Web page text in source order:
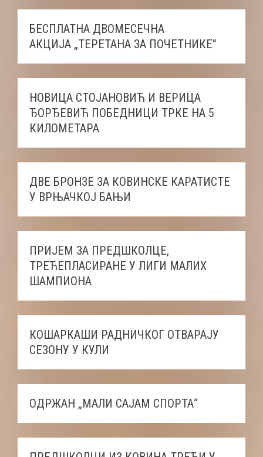
БЕСПЛАТНА ДВОМЕСЕЧНА
АКЦИЈА „ТЕРЕТАНА ЗА ПОЧЕТНИКЕ”
НОВИЦА СТОЈАНОВИЋ И ВЕРИЦА
ЂОРЂЕВИЋ ПОБЕДНИЦИ ТРКЕ НА 5
КИЛОМЕТАРА
ДВЕ БРОНЗЕ ЗА КОВИНСКЕ КАРАТИСТЕ
У ВРЊАЧКОЈ БАЊИ
ПРИЈЕМ ЗА ПРЕДШКОЛЦЕ,
ТРЕЋЕПЛАСИРАНЕ У ЛИГИ МАЛИХ
ШАМПИОНА
КОШАРКАШИ РАДНИЧКОГ ОТВАРАЈУ
СЕЗОНУ У КУЛИ
ОДРЖАН „МАЛИ САЈАМ СПОРТА“